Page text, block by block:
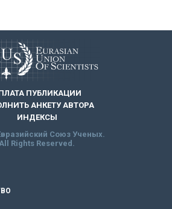
ПУБЛИКАЦИИ
АНКЕТУ АВТОРА
ИНДЕКСЫ
Союз Ученых.
Rights Reserved.